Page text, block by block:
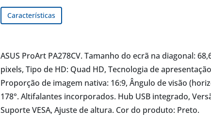
Características
ASUS ProArt PA278CV. Tamanho do ecrã na diagonal:
pixels, Tipo de HD: Quad HD, Tecnologia de
Proporção de imagem nativa: 16:9, Ângulo de visão
178°. Altifalantes incorporados. Hub USB integrado,
Suporte VESA, Ajuste de altura. Cor do produto: Preto.